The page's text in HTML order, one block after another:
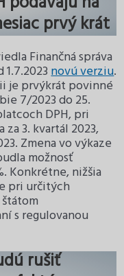
prvý krát
Finančná správa
1.7.2023novú verziu.
je prvýkrát povinné
7/2023 do 25.
DPH, pri
3. kvartál 2023,
Zmena vo výkaze
možnosť
Konkrétne, nižšia
pri určitých
s regulovanou
rušiť